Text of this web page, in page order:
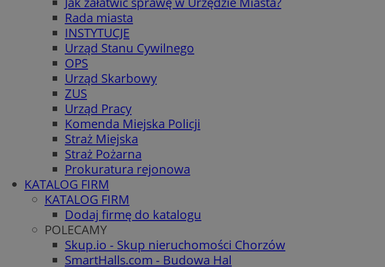
Rada miasta
INSTYTUCJE
Urząd Stanu Cywilnego
OPS
Urząd Skarbowy
ZUS
Urząd Pracy
Komenda Miejska Policji
Straż Miejska
Straż Pożarna
Prokuratura rejonowa
KATALOG FIRM
KATALOG FIRM
Dodaj firmę do katalogu
POLECAMY
Skup.io - Skup nieruchomości Chorzów
SmartHalls.com - Budowa Hal